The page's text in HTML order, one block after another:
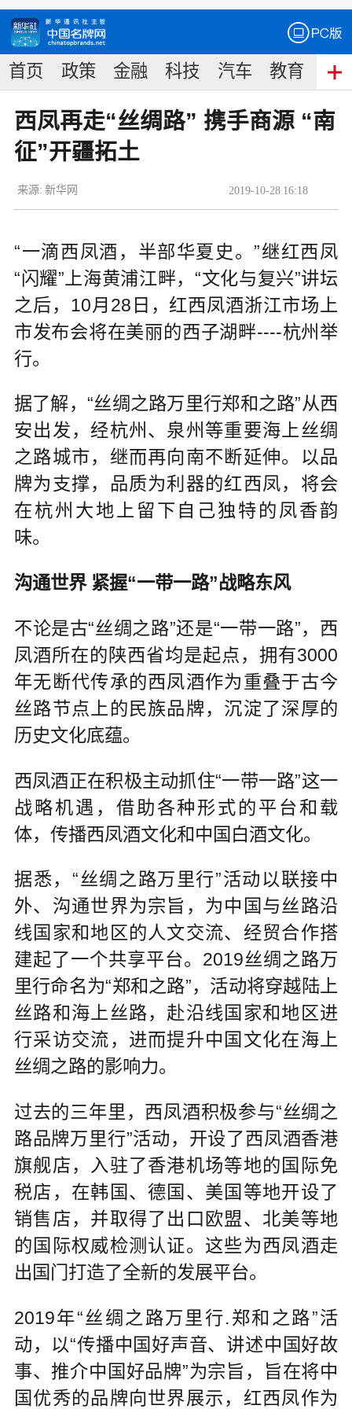
首页 政策 金融 科技 汽车 教育 食
西凤再走“丝绸路” 携手商源 “南
征”开疆拓土
2019-10-28 16:18
来源: 新华网
“一滴西凤酒，半部华夏史。”继红西凤
“闪耀”上海黄浦江畔，“文化与复兴”讲坛
之后，10月28日，红西凤酒浙江市场上
市发布会将在美丽的西子湖畔----杭州举
行。
据了解，“丝绸之路万里行郑和之路”从西
安出发，经杭州、泉州等重要海上丝绸
之路城市，继而再向南不断延伸。以品
牌为支撑，品质为利器的红西凤，将会
在杭州大地上留下自己独特的凤香韵
味。
沟通世界 紧握“一带一路”战略东风
不论是古“丝绸之路”还是“一带一路”，西
凤酒所在的陕西省均是起点，拥有3000
年无断代传承的西凤酒作为重叠于古今
丝路节点上的民族品牌，沉淀了深厚的
历史文化底蕴。
西凤酒正在积极主动抓住“一带一路”这一
战略机遇，借助各种形式的平台和载
体，传播西凤酒文化和中国白酒文化。
据悉，“丝绸之路万里行”活动以联接中
外、沟通世界为宗旨，为中国与丝路沿
线国家和地区的人文交流、经贸合作搭
建起了一个共享平台。2019丝绸之路万
里行命名为“郑和之路”，活动将穿越陆上
丝路和海上丝路，赴沿线国家和地区进
行采访交流，进而提升中国文化在海上
丝绸之路的影响力。
过去的三年里，西凤酒积极参与“丝绸之
路品牌万里行”活动，开设了西凤酒香港
旗舰店，入驻了香港机场等地的国际免
税店，在韩国、德国、美国等地开设了
销售店，并取得了出口欧盟、北美等地
的国际权威检测认证。这些为西凤酒走
出国门打造了全新的发展平台。
2019年“丝绸之路万里行.郑和之路”活
动，以“传播中国好声音、讲述中国好故
事、推介中国好品牌”为宗旨，旨在将中
国优秀的品牌向世界展示，红西凤作为